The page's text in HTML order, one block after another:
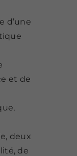
d’une
et de
deux
de